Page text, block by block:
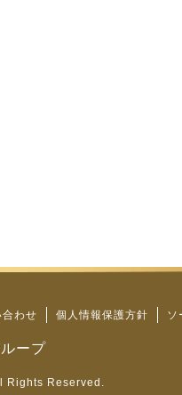
合わせ 個人情報保護方針 ソ
ープ
Rights Reserved.